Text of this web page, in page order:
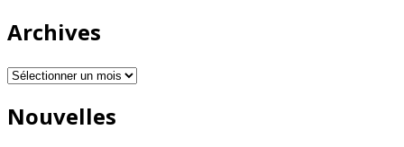
Archives
Archives
Nouvelles